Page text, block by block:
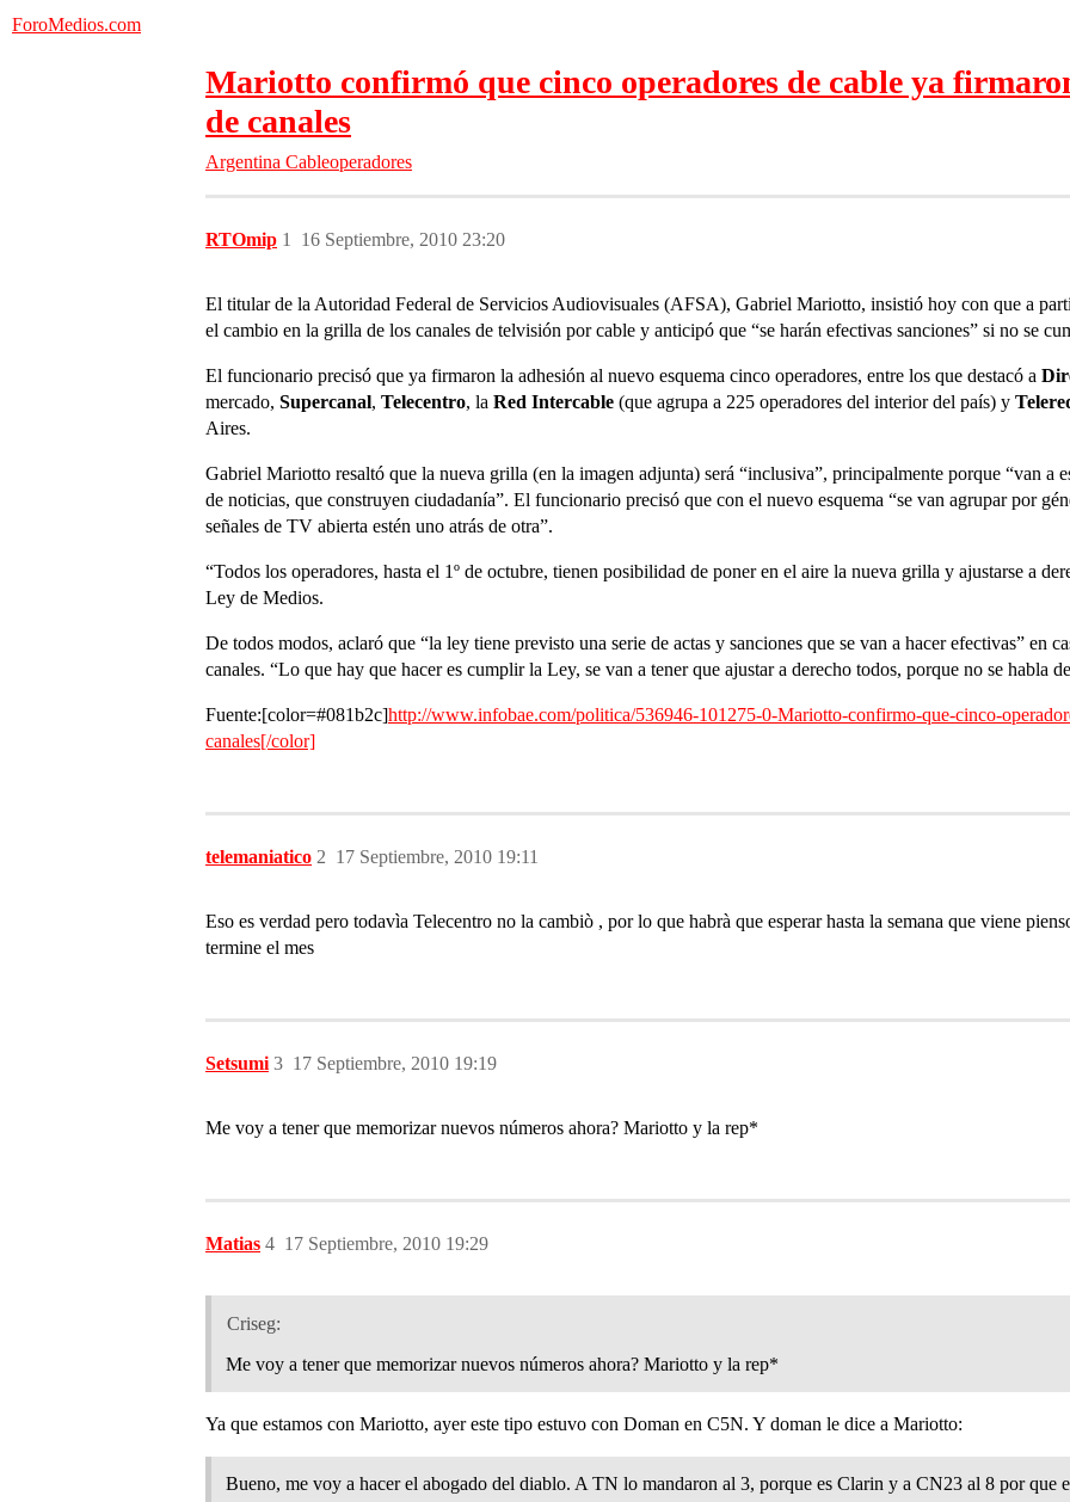
ForoMedios.com
Mariotto confirmó que cinco operadores de cable ya
de canales
Argentina Cableoperadores
RTOmip 16 Septiembre, 2010 23:20
1
El titular de la Autoridad Federal de Servicios Audiovisuales (AFSA), Gabriel Mariotto, insistió hoy con que a
el cambio en la grilla de los canales de telvisión por cable y anticipó que “se harán efectivas sanciones” si no se
El funcionario precisó que ya firmaron la adhesión al nuevo esquema cinco operadores, entre los que destacó a
mercado, Supercanal, Telecentro, la Red Intercable (que agrupa a 225 operadores del interior del país) y
Aires.
Gabriel Mariotto resaltó que la nueva grilla (en la imagen adjunta) será “inclusiva”, principalmente porque “van a
de noticias, que construyen ciudadanía”. El funcionario precisó que con el nuevo esquema “se van agrupar por
señales de TV abierta estén uno atrás de otra”.
“Todos los operadores, hasta el 1º de octubre, tienen posibilidad de poner en el aire la nueva grilla y ajustarse a
Ley de Medios.
De todos modos, aclaró que “la ley tiene previsto una serie de actas y sanciones que se van a hacer efectivas” en
canales. “Lo que hay que hacer es cumplir la Ley, se van a tener que ajustar a derecho todos, porque no se habla
Fuente:[color=#081b2c]http://www.infobae.com/politica/536946-101275-0-Mariotto-confirmo-que-cinco-
canales[/color]
telemaniatico 17 Septiembre, 2010 19:11
2
Eso es verdad pero todavìa Telecentro no la cambiò , por lo que habrà que esperar hasta la semana que viene
termine el mes
Setsumi 17 Septiembre, 2010 19:19
3
Me voy a tener que memorizar nuevos números ahora? Mariotto y la rep*
Matias 17 Septiembre, 2010 19:29
4
Criseg:
Me voy a tener que memorizar nuevos números ahora? Mariotto y la rep*
Ya que estamos con Mariotto, ayer este tipo estuvo con Doman en C5N. Y doman le dice a Mariotto:
Bueno, me voy a hacer el abogado del diablo. A TN lo mandaron al 3, porque es Clarin y a CN23 al 8 por que